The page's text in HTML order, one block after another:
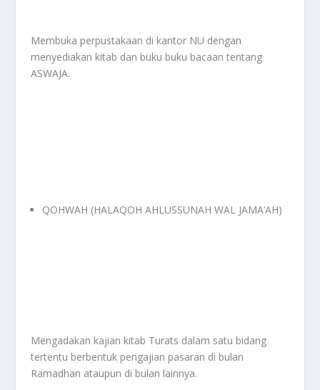
Membuka perpustakaan di kantor NU dengan
menyediakan kitab dan buku buku bacaan tentang
ASWAJA.
QOHWAH (HALAQOH AHLUSSUNAH WAL JAMA’AH)
Mengadakan kajian kitab Turats dalam satu bidang
tertentu berbentuk pengajian pasaran di bulan
Ramadhan ataupun di bulan lainnya.